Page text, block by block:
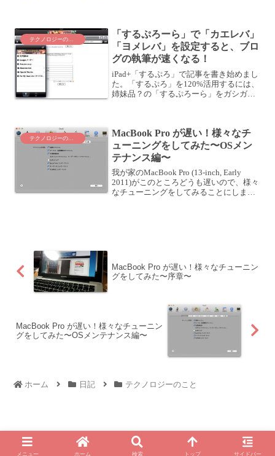
テクノロジーのこと
「するぷろーら」で「カエレバ」
「ヨメレバ」を設定すると、ブロ
グの執筆が速くなる！
iPad+「するぷろ」で記事を書き始めまし
た。「するぷろ」を120%活用するには、
姉妹品？の「するぷろーら」をガシガシ
ろ」で記事を...
テクノロジーのこと
MacBook Pro が遅い！様々なチ
ューニングをしてみた〜OSメン
テナンス編〜
我が家のMacBook Pro (13-inch, Early
2011)がこのところどうも遅いので、様々
なチューニングをしてみることにしまし
MacBook Pro が遅い！様々なチューニン
グをしてみた〜序章〜
MacBook Pro が遅い！様々なチューニン
グをしてみた〜OSメンテナンス編〜
ホーム 日記 テクノロジーのこと
© 2010 For My Own Life - 西村 純一 公式ブログ.
メニュー ホーム 検索 トップ サイドバー